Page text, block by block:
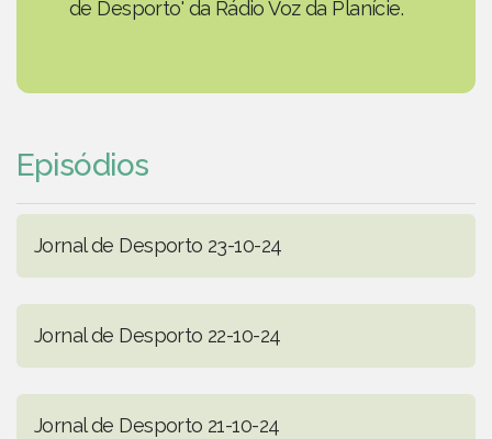
de Desporto' da Rádio Voz da Planície.
Episódios
Jornal de Desporto 23-10-24
Jornal de Desporto 22-10-24
Jornal de Desporto 21-10-24